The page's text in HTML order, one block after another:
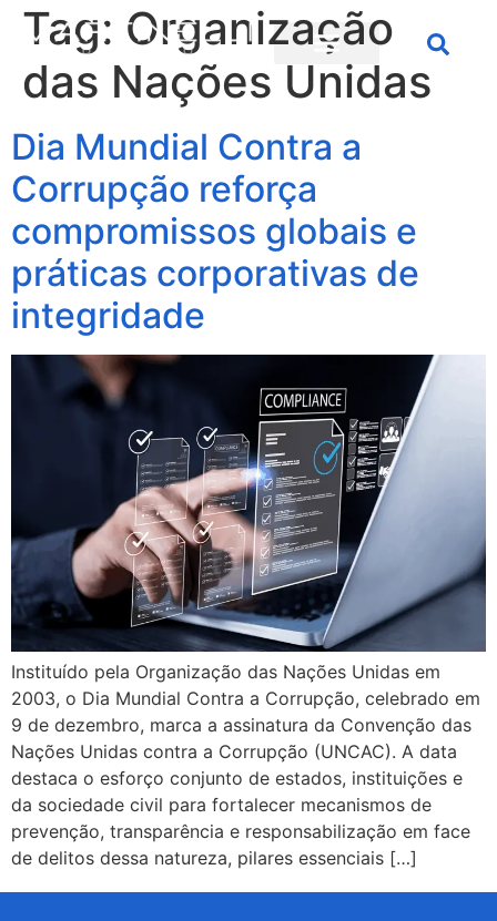
Tag: Organização
das Nações Unidas
Dia Mundial Contra a
Corrupção reforça
compromissos globais e
práticas corporativas de
integridade
Instituído pela Organização das Nações Unidas em
2003, o Dia Mundial Contra a Corrupção, celebrado em
9 de dezembro, marca a assinatura da Convenção das
Nações Unidas contra a Corrupção (UNCAC). A data
destaca o esforço conjunto de estados, instituições e
da sociedade civil para fortalecer mecanismos de
prevenção, transparência e responsabilização em face
de delitos dessa natureza, pilares essenciais […]